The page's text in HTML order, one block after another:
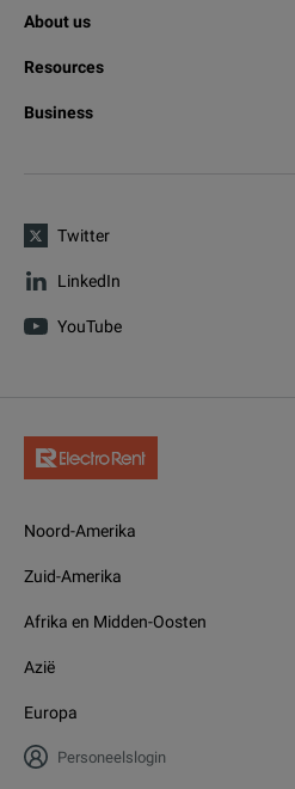
About us
Resources
Business
Twitter
LinkedIn
YouTube
Noord-Amerika
Zuid-Amerika
Afrika en Midden-Oosten
Azië
Europa
Personeelslogin